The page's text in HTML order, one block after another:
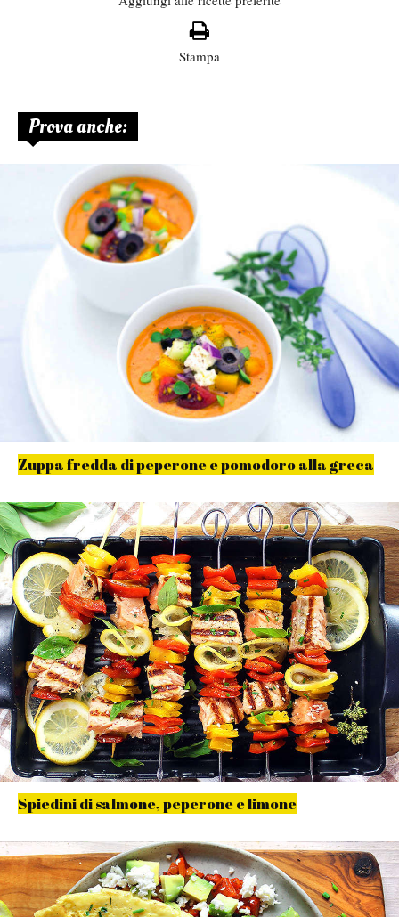
Stampa
Prova anche:
Zuppa fredda di peperone e pomodoro alla greca
Spiedini di salmone, peperone e limone